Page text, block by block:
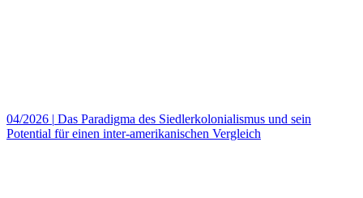
04/2026 | Das Paradigma des Siedlerkolonialismus und sein
Potential für einen inter-amerikanischen Vergleich